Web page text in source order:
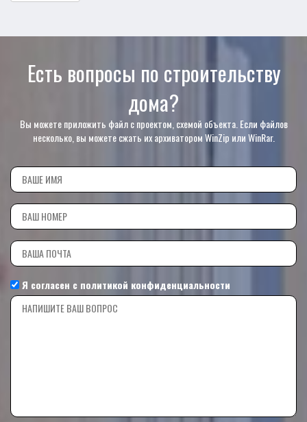
Есть вопросы по строительству
дома?
Вы можете приложить файл с проектом, схемой объекта. Если файлов
несколько, вы можете сжать их архиватором WinZip или WinRar.
Я согласен с политикой конфиденциальности